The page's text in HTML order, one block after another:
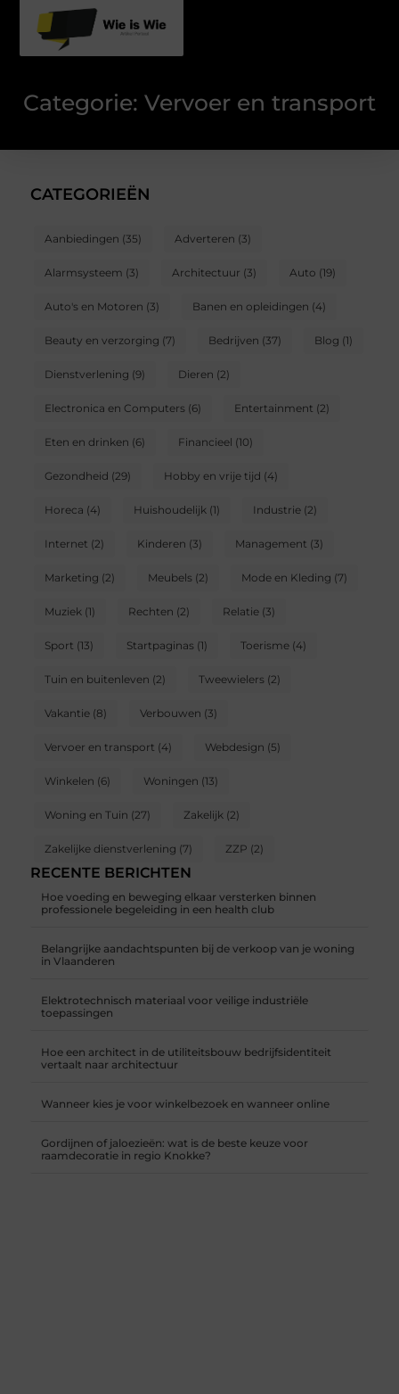
Categorie: Vervoer en transport
CATEGORIEËN
Aanbiedingen (35) Adverteren (3)
Alarmsysteem (3) Architectuur (3) Auto (19)
Auto's en Motoren (3) Banen en opleidingen (4)
Beauty en verzorging (7) Bedrijven (37) Blog (1)
Dienstverlening (9) Dieren (2)
Electronica en Computers (6) Entertainment (2)
Eten en drinken (6) Financieel (10)
Gezondheid (29) Hobby en vrije tijd (4)
Horeca (4) Huishoudelijk (1) Industrie (2)
Internet (2) Kinderen (3) Management (3)
Marketing (2) Meubels (2) Mode en Kleding (7)
Muziek (1) Rechten (2) Relatie (3)
Sport (13) Startpaginas (1) Toerisme (4)
Tuin en buitenleven (2) Tweewielers (2)
Vakantie (8) Verbouwen (3)
Vervoer en transport (4) Webdesign (5)
Winkelen (6) Woningen (13)
Woning en Tuin (27) Zakelijk (2)
Zakelijke dienstverlening (7) ZZP (2)
RECENTE BERICHTEN
Hoe voeding en beweging elkaar versterken binnen
professionele begeleiding in een health club
Belangrijke aandachtspunten bij de verkoop van je woning
in Vlaanderen
Elektrotechnisch materiaal voor veilige industriële
toepassingen
Hoe een architect in de utiliteitsbouw bedrijfsidentiteit
vertaalt naar architectuur
Wanneer kies je voor winkelbezoek en wanneer online
Gordijnen of jaloezieën: wat is de beste keuze voor
raamdecoratie in regio Knokke?